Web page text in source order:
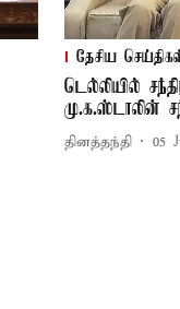
தேசிய
டெல்லியில்
மு.க.ஸ்டாலின்
தினத்தந்தி 05